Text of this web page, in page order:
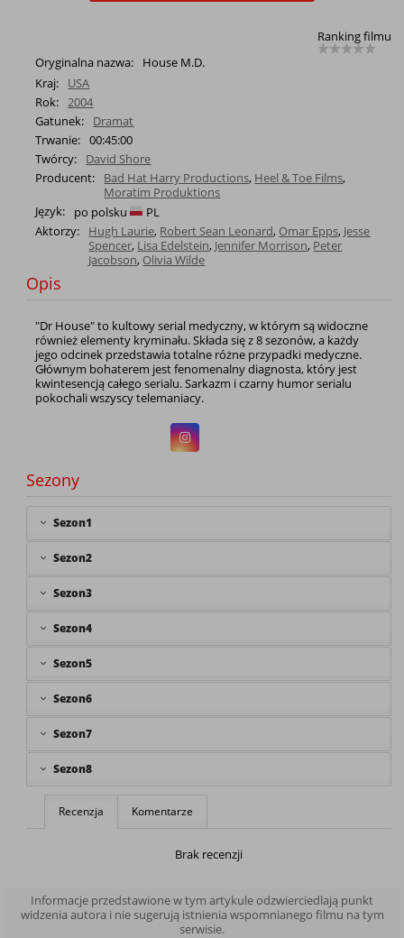
Ranking filmu
Oryginalna nazwa:
House M.D.
Kraj:
USA
Rok: 2004
Gatunek:
Dramat
Trwanie: 00:45:00
Twórcy:
David Shore
Producent:
Bad Hat Harry Productions, Heel & Toe Films,
Moratim Produktions
Język:
po polsku
PL
Aktorzy:
Hugh Laurie, Robert Sean Leonard, Omar Epps, Jesse
Spencer, Lisa Edelstein, Jennifer Morrison, Peter
Jacobson, Olivia Wilde
Opis
"Dr House" to kultowy serial medyczny, w którym są widoczne
również elementy kryminału. Składa się z 8 sezonów, a każdy
jego odcinek przedstawia totalne różne przypadki medyczne.
Głównym bohaterem jest fenomenalny diagnosta, który jest
kwintesencją całego serialu. Sarkazm i czarny humor serialu
pokochali wszyscy telemaniacy.
Sezony
Sezon1
Sezon2
Sezon3
Sezon4
Sezon5
Sezon6
Sezon7
Sezon8
Recenzja Komentarze
Brak recenzji
Informacje przedstawione w tym artykule odzwierciedlają punkt
widzenia autora i nie sugerują istnienia wspomnianego filmu na tym
serwisie.